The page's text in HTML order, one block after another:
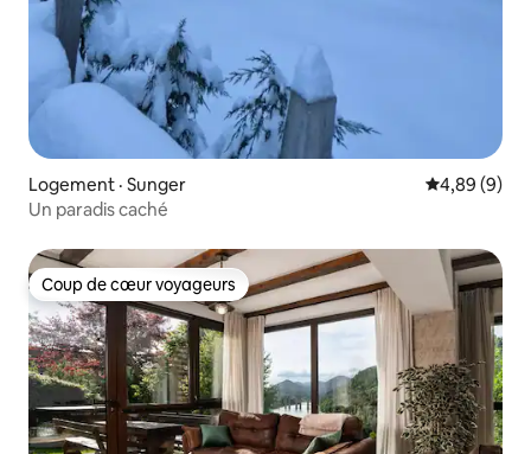
Logement · Sunger Note
4,89 (9)
Un paradis caché
Coup de cœur voyageurs
Coup de cœur voyageurs